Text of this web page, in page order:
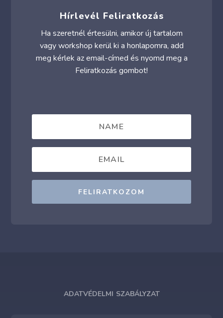
Hírlevél Feliratkozás
Ha szeretnél értesülni, amikor új tartalom
vagy workshop kerül ki a honlapomra, add
meg kérlek az email-címed és nyomd meg a
Feliratkozás gombot!
FELIRATKOZOM
ADATVÉDELMI SZABÁLYZAT